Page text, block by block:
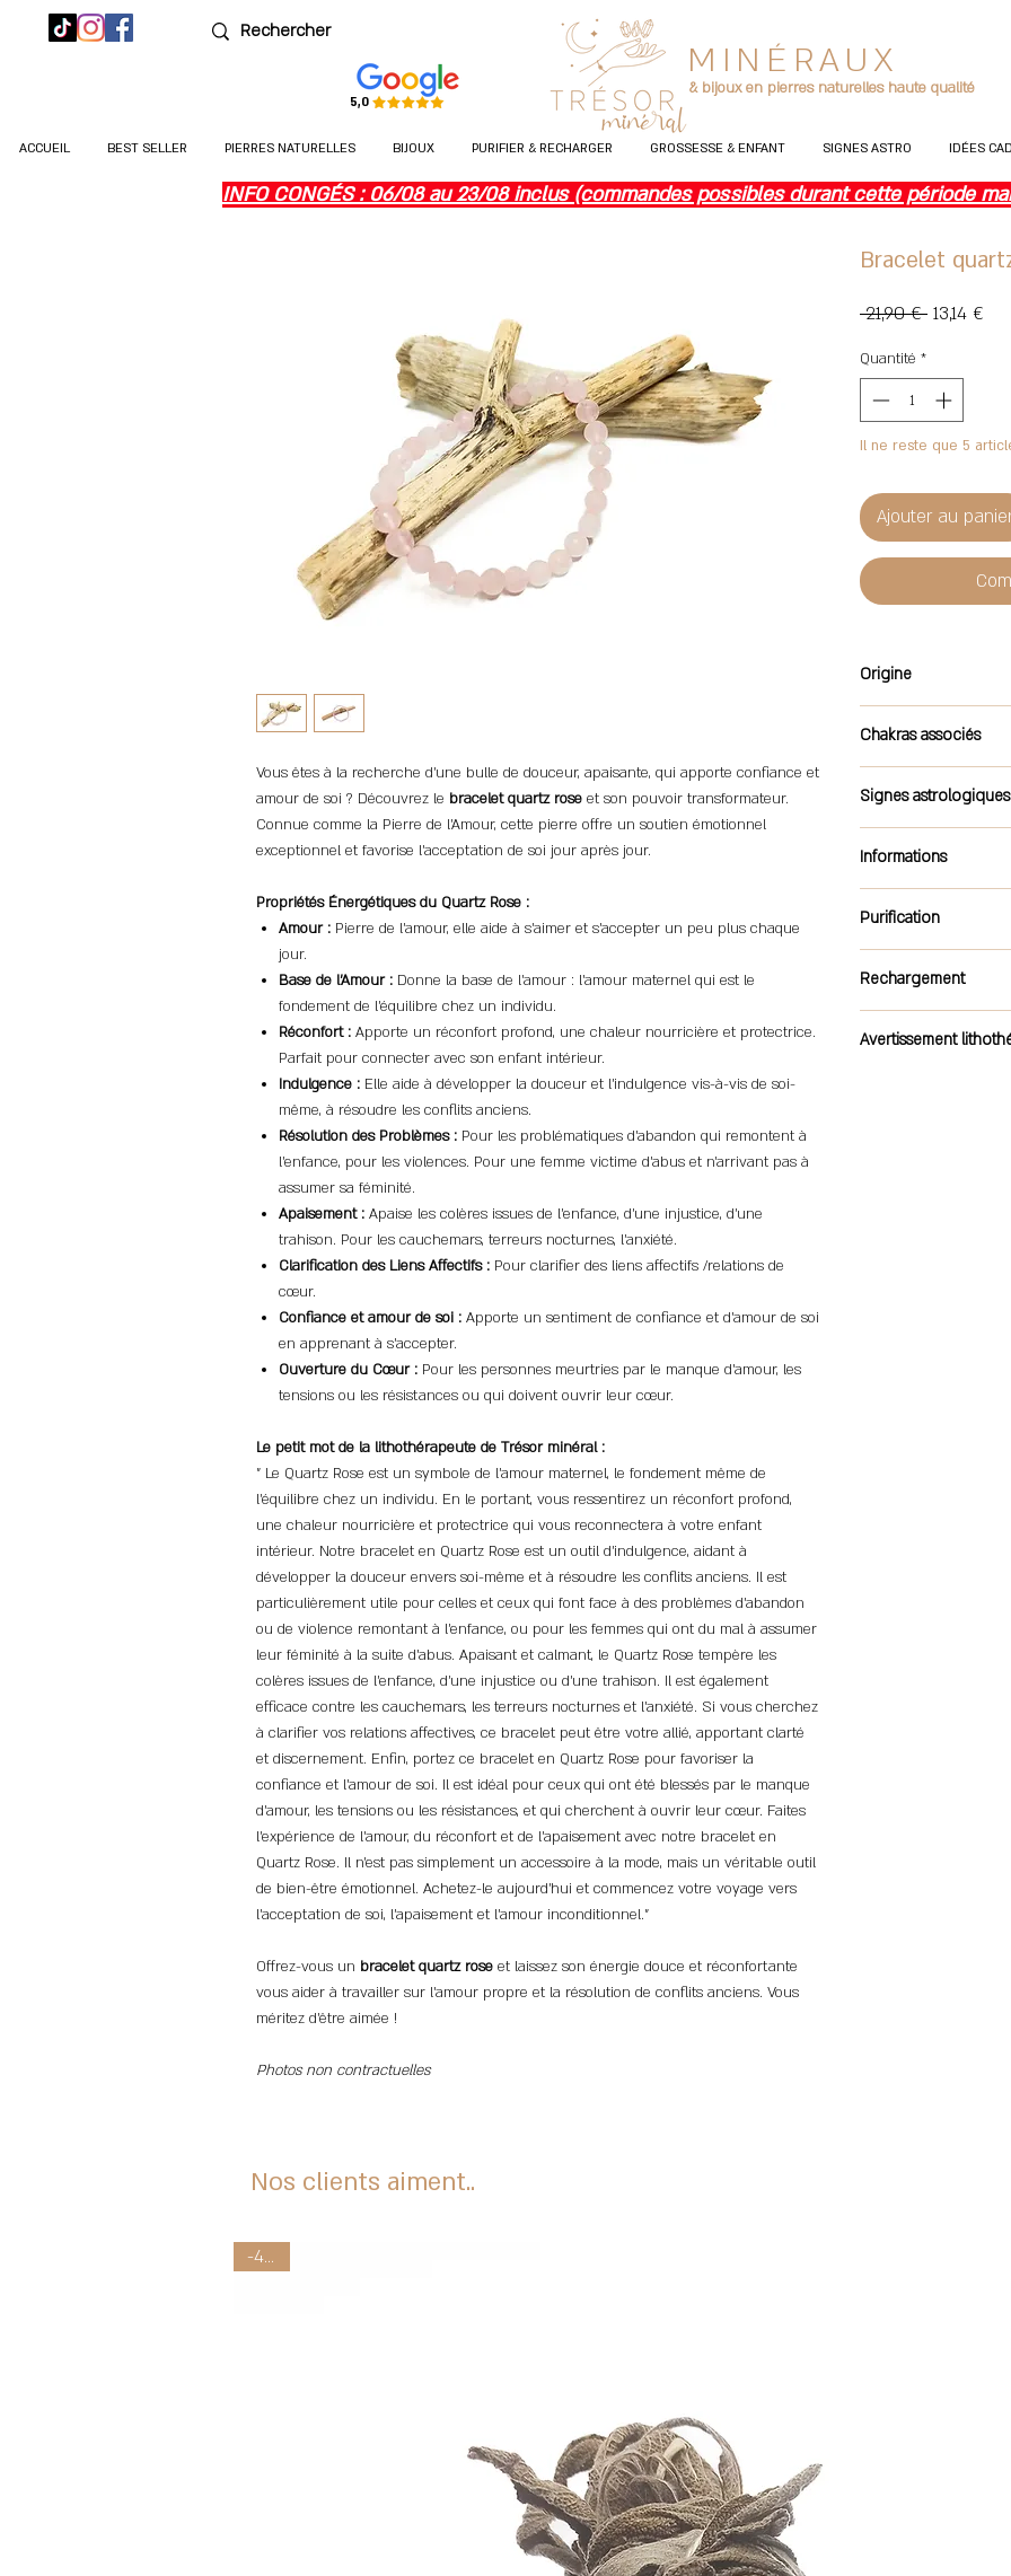
5,0
& bijoux en pierres naturelles haute qualité
MINÉRAUX
ACCUEIL BEST SELLER PIERRES NATURELLES BIJOUX PURIFIER & RECHARGER GROSSESSE & ENFANT SIGNES ASTRO IDÉES
INFO CONGÉS : 06/08 au 23/08 inclus (commandes possibles durant cette période
Vous êtes à la recherche d'une bulle de douceur, apaisante, qui apporte confiance et
amour de soi ? Découvrez le bracelet quartz rose et son pouvoir transformateur.
Connue comme la Pierre de l'Amour, cette pierre offre un soutien émotionnel
exceptionnel et favorise l'acceptation de soi jour après jour.
Propriétés Énergétiques du Quartz Rose :
Amour : Pierre de l’amour, elle aide à s'aimer et s'accepter un peu plus chaque
jour.
Base de l'Amour : Donne la base de l'amour : l’amour maternel qui est le
fondement de l’équilibre chez un individu.
Réconfort : Apporte un réconfort profond, une chaleur nourricière et protectrice.
Parfait pour connecter avec son enfant intérieur.
Indulgence : Elle aide à développer la douceur et l’indulgence vis-à-vis de soi-
même, à résoudre les conflits anciens.
Résolution des Problèmes : Pour les problématiques d’abandon qui remontent à
l’enfance, pour les violences. Pour une femme victime d’abus et n’arrivant pas à
assumer sa féminité.
Apaisement : Apaise les colères issues de l’enfance, d’une injustice, d’une
trahison. Pour les cauchemars, terreurs nocturnes, l’anxiété.
Clarification des Liens Affectifs : Pour clarifier des liens affectifs /relations de
cœur.
Confiance et amour de soi : Apporte un sentiment de confiance et d’amour de soi
en apprenant à s'accepter.
Ouverture du Cœur : Pour les personnes meurtries par le manque d’amour, les
tensions ou les résistances ou qui doivent ouvrir leur cœur.
Le petit mot de la lithothérapeute de Trésor minéral :
" Le Quartz Rose est un symbole de l'amour maternel, le fondement même de
l'équilibre chez un individu. En le portant, vous ressentirez un réconfort profond,
une chaleur nourricière et protectrice qui vous reconnectera à votre enfant
intérieur. Notre bracelet en Quartz Rose est un outil d'indulgence, aidant à
développer la douceur envers soi-même et à résoudre les conflits anciens. Il est
particulièrement utile pour celles et ceux qui font face à des problèmes d'abandon
ou de violence remontant à l'enfance, ou pour les femmes qui ont du mal à assumer
leur féminité à la suite d'abus. Apaisant et calmant, le Quartz Rose tempère les
colères issues de l'enfance, d'une injustice ou d'une trahison. Il est également
efficace contre les cauchemars, les terreurs nocturnes et l'anxiété. Si vous cherchez
à clarifier vos relations affectives, ce bracelet peut être votre allié, apportant clarté
et discernement. Enfin, portez ce bracelet en Quartz Rose pour favoriser la
confiance et l'amour de soi. Il est idéal pour ceux qui ont été blessés par le manque
d'amour, les tensions ou les résistances, et qui cherchent à ouvrir leur cœur. Faites
l'expérience de l'amour, du réconfort et de l'apaisement avec notre bracelet en
Quartz Rose. Il n'est pas simplement un accessoire à la mode, mais un véritable outil
de bien-être émotionnel. Achetez-le aujourd'hui et commencez votre voyage vers
l'acceptation de soi, l'apaisement et l'amour inconditionnel."
Offrez-vous un bracelet quartz rose et laissez son énergie douce et réconfortante
vous aider à travailler sur l'amour propre et la résolution de conflits anciens. Vous
méritez d'être aimée !
Photos non contractuelles
Bracelet
21,90 € Prix
13,14 €
Quantité *
Il ne reste que 5
Ajouter au
Origine
Chakras associés
Signes astrologiques
Informations
Type de bijoux :
Type de pierre :
Type de perle :
Longueur : 18cm
Purification
Rechargement
Avertissement
Nos clients aiment..
-40%